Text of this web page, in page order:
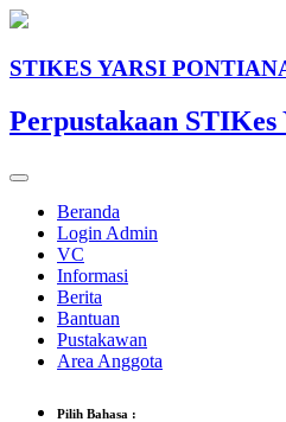
STIKES YARSI
Perpustakaan
Beranda
Login Admin
VC
Informasi
Berita
Bantuan
Pustakawan
Area Anggota
Pilih Bahasa :